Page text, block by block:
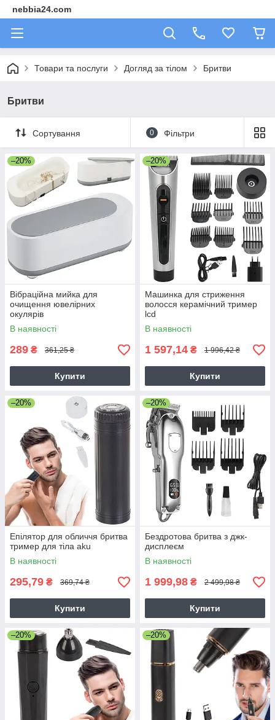
nebbia24.com
Товари та послуги Догляд за тілом Бритви
Бритви
Сортування 0 Фільтри
–20%
Вібраційна мийка для
очищення ювелірних
окулярів
В наявності
289 ₴ 361,25 ₴
Купити
–20%
Машинка для стриження
волосся керамічний тример
lcd
В наявності
1 597,14 ₴ 1 996,42 ₴
Купити
–20%
Епілятор для обличчя бритва
тример для тіла aku
В наявності
295,79 ₴ 369,74 ₴
Купити
–20%
Бездротова бритва з джк-
дисплеєм
В наявності
1 999,98 ₴ 2 499,98 ₴
Купити
–20% –20%